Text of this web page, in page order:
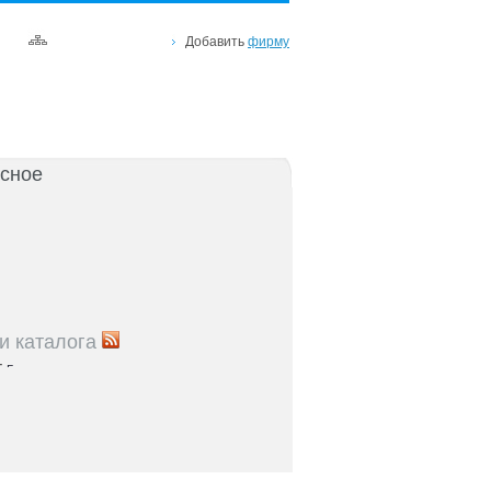
Добавить фирму
каталога
Где проходят медосмотры в регионе: